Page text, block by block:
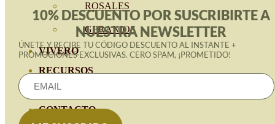
ROSALES
GERANIOS
VIVERO
RECURSOS
BLOGUE ECO
CONTACTO
10% DESCUENTO POR SUSCRIBIRTE A
NUESTRA NEWSLETTER
ÚNETE Y RECIBE TU CÓDIGO DESCUENTO AL INSTANTE +
PROMOCIONES EXCLUSIVAS. CERO SPAM, ¡PROMETIDO!